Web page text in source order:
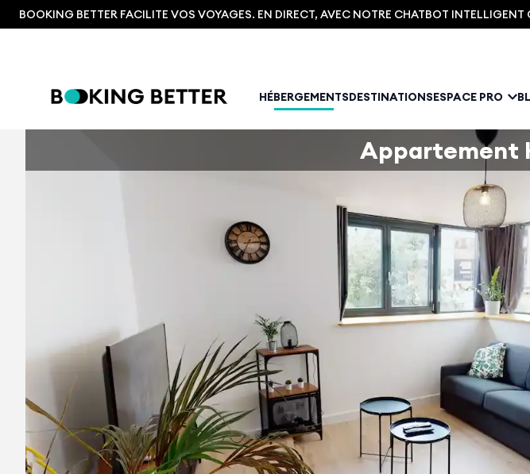
BOOKING BETTER FACILITE VOS VOYAGES. EN DIRECT, AVEC NOTRE CHATBOT
HÉBERGEMENTSDESTINATIONSESPACE PRO
Appartement